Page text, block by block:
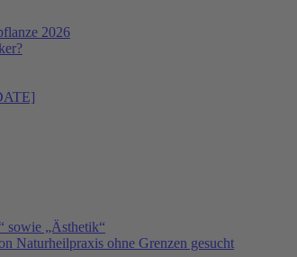
2026
sowie „Ästhetik“
Naturheilpraxis ohne Grenzen gesucht